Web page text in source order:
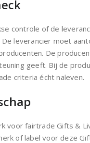
controle of de
leverancier moet
De
geeft. Bij de
criteria écht naleven.
voor fairtrade Gifts &
of label voor deze